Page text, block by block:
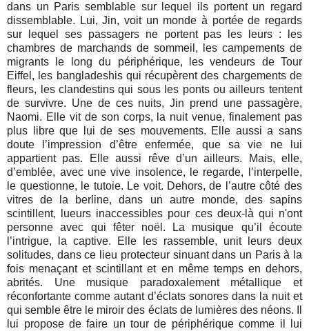
dans un Paris semblable sur lequel ils portent un regard
dissemblable. Lui, Jin, voit un monde à portée de regards
sur lequel ses passagers ne portent pas les leurs : les
chambres de marchands de sommeil, les campements de
migrants le long du périphérique, les vendeurs de Tour
Eiffel, les bangladeshis qui récupèrent des chargements de
fleurs, les clandestins qui sous les ponts ou ailleurs tentent
de survivre. Une de ces nuits, Jin prend une passagère,
Naomi. Elle vit de son corps, la nuit venue, finalement pas
plus libre que lui de ses mouvements. Elle aussi a sans
doute l’impression d’être enfermée, que sa vie ne lui
appartient pas. Elle aussi rêve d’un ailleurs. Mais, elle,
d’emblée, avec une vive insolence, le regarde, l’interpelle,
le questionne, le tutoie. Le voit. Dehors, de l’autre côté des
vitres de la berline, dans un autre monde, des sapins
scintillent, lueurs inaccessibles pour ces deux-là qui n'ont
personne avec qui fêter noël. La musique qu’il écoute
l’intrigue, la captive. Elle les rassemble, unit leurs deux
solitudes, dans ce lieu protecteur sinuant dans un Paris à la
fois menaçant et scintillant et en même temps en dehors,
abrités. Une musique paradoxalement métallique et
réconfortante comme autant d’éclats sonores dans la nuit et
qui semble être le miroir des éclats de lumières des néons. Il
lui propose de faire un tour de périphérique comme il lui